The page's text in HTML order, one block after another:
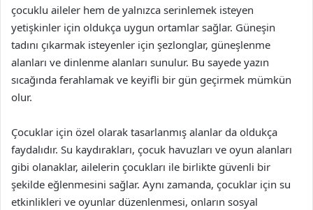
çocuklu aileler hem de yalnızca serinlemek isteyen
yetişkinler için oldukça uygun ortamlar sağlar. Güneşin
tadını çıkarmak isteyenler için şezlonglar, güneşlenme
alanları ve dinlenme alanları sunulur. Bu sayede yazın
sıcağında ferahlamak ve keyifli bir gün geçirmek mümkün
olur.
Çocuklar için özel olarak tasarlanmış alanlar da oldukça
faydalıdır. Su kaydırakları, çocuk havuzları ve oyun alanları
gibi olanaklar, ailelerin çocukları ile birlikte güvenli bir
şekilde eğlenmesini sağlar. Aynı zamanda, çocuklar için su
etkinlikleri ve oyunlar düzenlenmesi, onların sosyal